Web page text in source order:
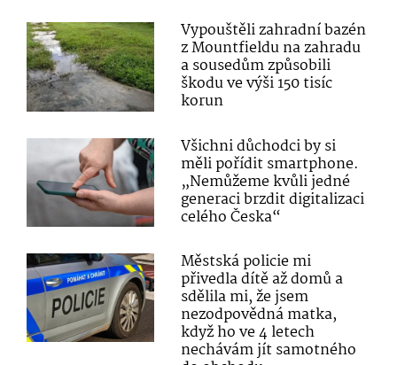
Vypouštěli zahradní bazén
z Mountfieldu na zahradu
a sousedům způsobili
škodu ve výši 150 tisíc
korun
Všichni důchodci by si
měli pořídit smartphone.
„Nemůžeme kvůli jedné
generaci brzdit digitalizaci
celého Česka“
Městská policie mi
přivedla dítě až domů a
sdělila mi, že jsem
nezodpovědná matka,
když ho ve 4 letech
nechávám jít samotného